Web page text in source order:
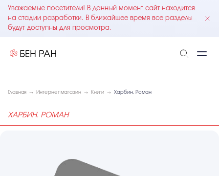
Уважаемые посетители! В данный момент сайт находится
на стадии разработки. В ближайшее время все разделы
будут доступны для просмотра.
Главная Интернет магазин Книги Харбин. Роман
ХАРБИН. РОМАН